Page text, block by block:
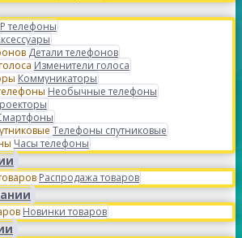
телефоны
Детали телефонов
Изменители голоса
Коммуникаторы
Необычные телефоны
Телефоны спутниковые
Часы телефоны
Распродажа товаров
Новинки товаров